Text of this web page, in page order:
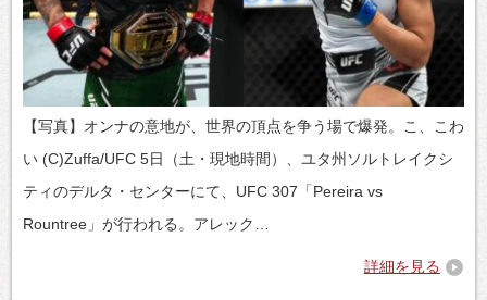
【写真】オンナの意地が、世界の頂点を争う場で爆発。こ、こわ
い (C)Zuffa/UFC 5日（土・現地時間）、ユタ州ソルトレイクシ
ティのデルタ・センターにて、UFC 307「Pereira vs
Rountree」が行われる。アレック…
詳細を見る